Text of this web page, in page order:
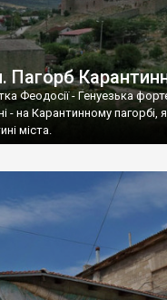
Пагорб
Феодосії - Генуезька
- на Карантинному пагорбі,
міста.